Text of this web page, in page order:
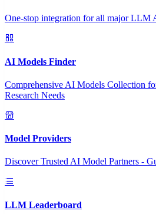
One-stop integration for all major LLM
AI Models Finder
Comprehensive AI Models Collection
Research Needs
Model Providers
Discover Trusted AI Model Partners -
LLM Leaderboard